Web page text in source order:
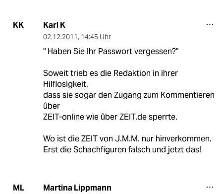
KK Karl K
02.12.2011, 14:45 Uhr
" Haben Sie Ihr Passwort vergessen?"
Soweit trieb es die Redaktion in ihrer
Hilflosigkeit,
dass sie sogar den Zugang zum Kommentieren
ûber
ZEIT-online wie ûber ZEIT.de sperrte.
Wo ist die ZEIT von J.M.M. nur hinverkommen.
Erst die Schachfiguren falsch und jetzt das!
ML Martina Lippmann